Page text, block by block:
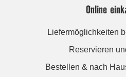
Online
Liefermöglichkeiten
Reservieren
Bestellen & nach